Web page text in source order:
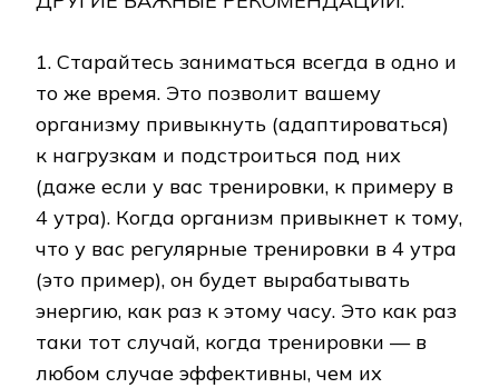
1. Старайтесь заниматься всегда в одно и
то же время. Это позволит вашему
организму привыкнуть (адаптироваться)
к нагрузкам и подстроиться под них
(даже если у вас тренировки, к примеру в
4 утра). Когда организм привыкнет к тому,
что у вас регулярные тренировки в 4 утра
(это пример), он будет вырабатывать
энергию, как раз к этому часу. Это как раз
таки тот случай, когда тренировки — в
любом случае эффективны, чем их